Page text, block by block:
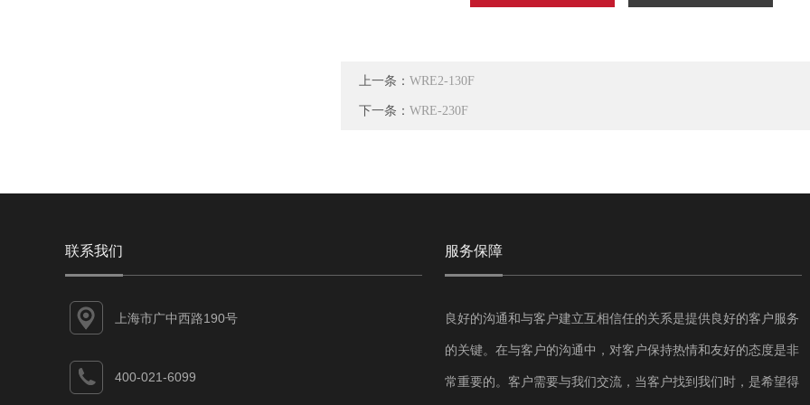
上一条： WRE2-130F
下一条： WRE-230F
联系我们
上海市广中西路190号
400-021-6099
服务保障
良好的沟通和与客户建立互相信任的关系是提供良好的客户服务
的关键。在与客户的沟通中，对客户保持热情和友好的态度是非
常重要的。客户需要与我们交流，当客户找到我们时，是希望得